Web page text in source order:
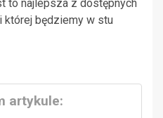
to najlepsza z dostępnych
której będziemy w stu
artykule: